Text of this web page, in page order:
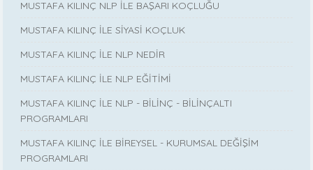
MUSTAFA KILINÇ NLP İLE BAŞARI KOÇLUĞU
MUSTAFA KILINÇ İLE SİYASİ KOÇLUK
MUSTAFA KILINÇ İLE NLP NEDİR
MUSTAFA KILINÇ İLE NLP EĞİTİMİ
MUSTAFA KILINÇ İLE NLP - BİLİNÇ - BİLİNÇALTI
PROGRAMLARI
MUSTAFA KILINÇ İLE BİREYSEL - KURUMSAL DEĞİŞİM
PROGRAMLARI